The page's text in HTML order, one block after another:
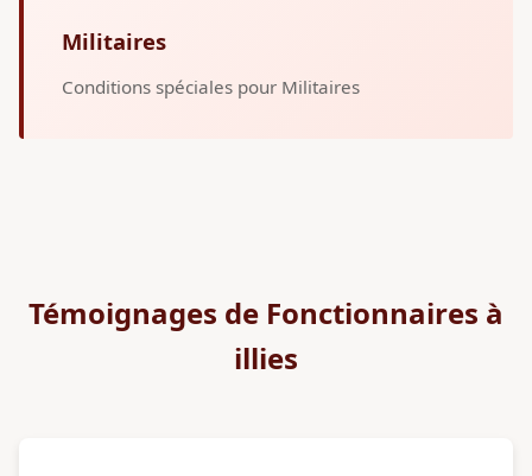
Militaires
Conditions spéciales pour Militaires
Témoignages de Fonctionnaires à
illies